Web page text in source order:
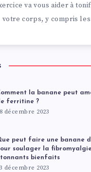
va vous aider à
votre corps, y compris
la banane peut
ferritine ?
décembre 2023
peut faire une banane
soulager la fibromyalgie
bienfaits
décembre 2023